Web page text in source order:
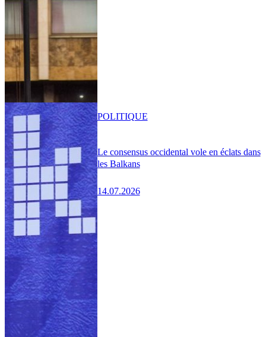
Le consensus occidental vole en éclats dans
les Balkans
14.07.2026
POLITIQUE